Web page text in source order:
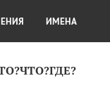
ИМЕНА